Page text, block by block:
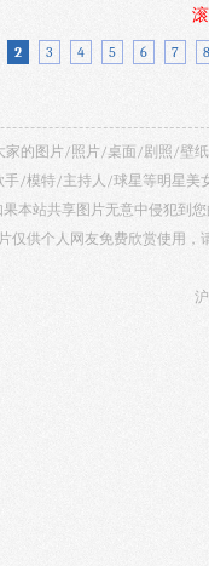
2 3 4 5 6 7 8
家的图片/照片/桌面/剧照/壁
/模特/主持人/球星等明星美
果本站共享图片无意中侵犯到
仅供个人网友免费欣赏使用